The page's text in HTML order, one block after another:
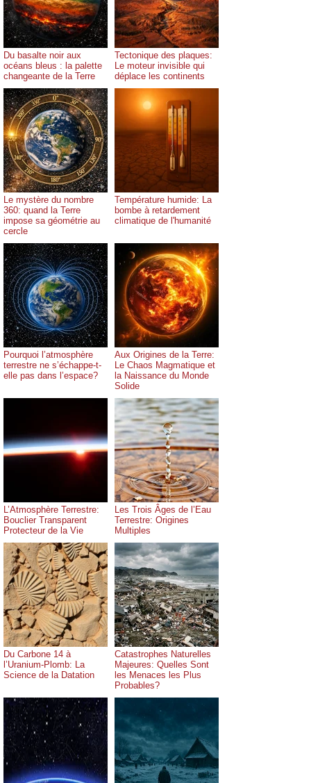
Du basalte noir aux
océans bleus : la palette
changeante de la Terre
Tectonique des plaques:
Le moteur invisible qui
déplace les continents
Le mystère du nombre
360: quand la Terre
impose sa géométrie au
cercle
Température humide: La
bombe à retardement
climatique de l'humanité
Pourquoi l’atmosphère
terrestre ne s’échappe-t-
elle pas dans l’espace?
Aux Origines de la Terre:
Le Chaos Magmatique et
la Naissance du Monde
Solide
L’Atmosphère Terrestre:
Bouclier Transparent
Protecteur de la Vie
Les Trois Âges de l’Eau
Terrestre: Origines
Multiples
Du Carbone 14 à
l’Uranium-Plomb: La
Science de la Datation
Catastrophes Naturelles
Majeures: Quelles Sont
les Menaces les Plus
Probables?